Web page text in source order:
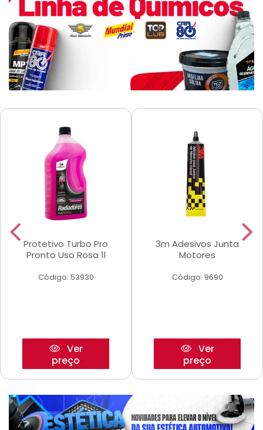
Protetivo Turbo Pro
Pronto Uso Rosa 1l
Código: 53930
Ver
preço
3m Adesivos Junta
Motores
Código: 9690
Ver
preço